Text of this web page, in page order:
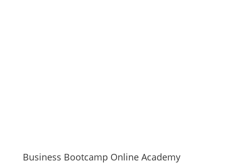
Business Bootcamp Online Academy